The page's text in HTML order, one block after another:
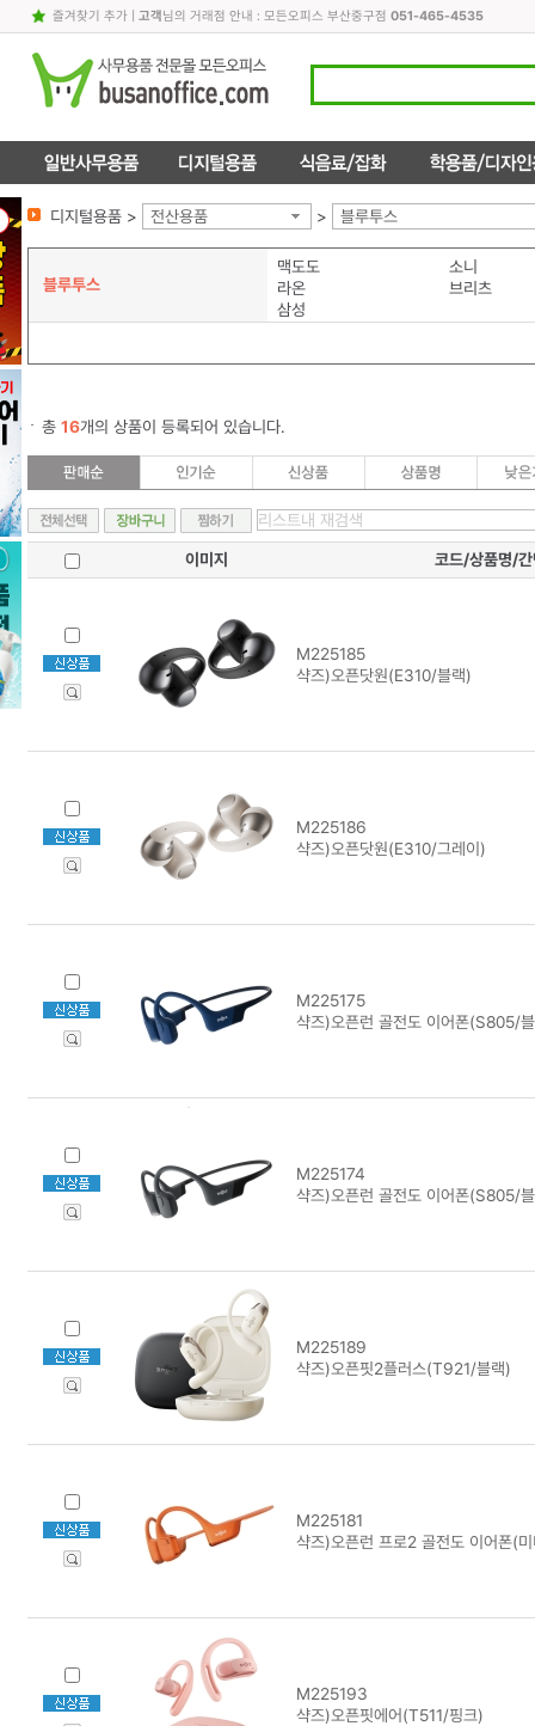
즐겨찾기 추가| 고객님의 거래점 안내 : 모든오피스 부산중구점 051-465-4535
디지털용품 > 전산용품 > 블루투스
블루투스
맥도도
소니
라온
브리츠
삼성
총 16개의 상품이 등록되어 있습니다.
이미지 코드/상품명/간
M225185
샥즈)오픈닷원(E310/블랙)
M225186
샥즈)오픈닷원(E310/그레이)
M225175
샥즈)오픈런 골전도 이어폰(S805/
M225174
샥즈)오픈런 골전도 이어폰(S805/
M225189
샥즈)오픈핏2플러스(T921/블랙)
M225181
샥즈)오픈런 프로2 골전도 이어폰(
M225193
샥즈)오픈핏에어(T511/핑크)